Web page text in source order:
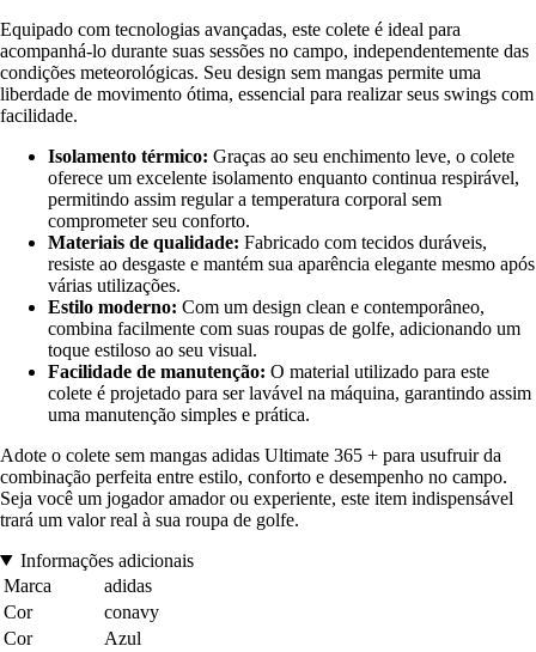
Equipado com tecnologias avançadas, este colete é ideal para
acompanhá-lo durante suas sessões no campo, independentemente das
condições meteorológicas. Seu design sem mangas permite uma
liberdade de movimento ótima, essencial para realizar seus swings com
facilidade.
Isolamento térmico: Graças ao seu enchimento leve, o colete
oferece um excelente isolamento enquanto continua respirável,
permitindo assim regular a temperatura corporal sem
comprometer seu conforto.
Materiais de qualidade: Fabricado com tecidos duráveis,
resiste ao desgaste e mantém sua aparência elegante mesmo após
várias utilizações.
Estilo moderno: Com um design clean e contemporâneo,
combina facilmente com suas roupas de golfe, adicionando um
toque estiloso ao seu visual.
Facilidade de manutenção: O material utilizado para este
colete é projetado para ser lavável na máquina, garantindo assim
uma manutenção simples e prática.
Adote o colete sem mangas adidas Ultimate 365 + para usufruir da
combinação perfeita entre estilo, conforto e desempenho no campo.
Seja você um jogador amador ou experiente, este item indispensável
trará um valor real à sua roupa de golfe.
Informações adicionais
Marca
adidas
Cor
conavy
Cor
Azul